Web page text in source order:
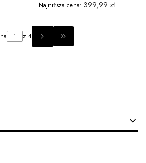
Najniższa cena: 399,99 zł
ZOBACZ PRODUKT
z 4 PRZEJDŹ DO OSTATNIEJ